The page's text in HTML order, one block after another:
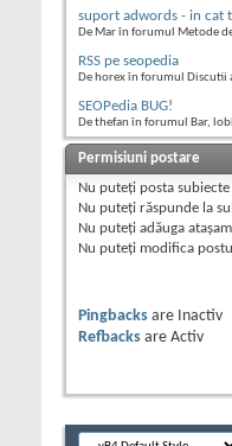
suport adwords - in cat
De Mar în forumul Metode
RSS pe seopedia
De horex în forumul Discutii
SEOPedia BUG!
De thefan în forumul Bar,
Permisiuni postare
Nu puteţi posta
Nu puteţi răspunde la
Nu puteţi adăuga
Nu puteţi modifica
Pingbacks are
Inactiv
Refbacks are Activ